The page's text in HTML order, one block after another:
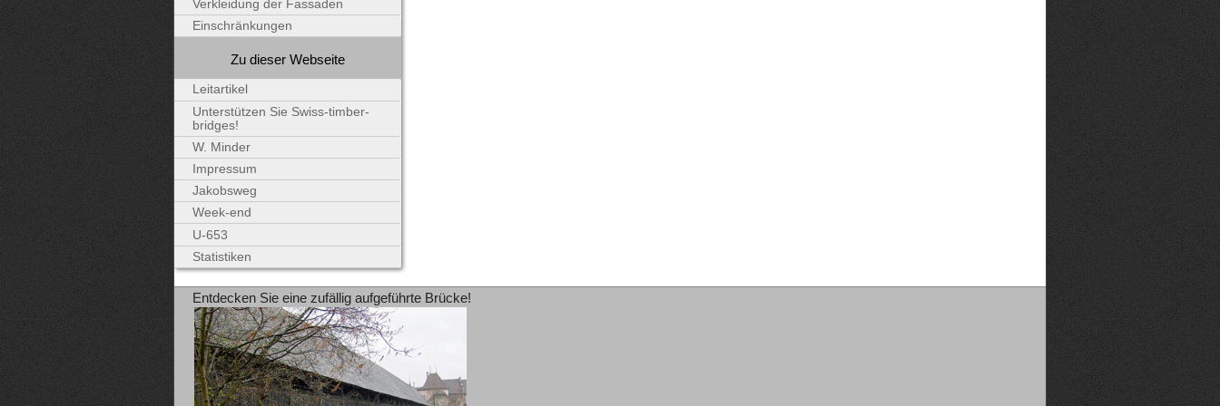
Verkleidung der Fassaden
Einschränkungen
Zu dieser Webseite
Leitartikel
Unterstützen Sie Swiss-timber-
bridges!
W. Minder
Impressum
Jakobsweg
Week-end
U-653
Statistiken
Entdecken Sie eine zufällig aufgeführte Brücke!